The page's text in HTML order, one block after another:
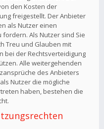
den Kosten der
freigestellt. Der Anbieter
als Nutzer einen
Als Nutzer sind Sie
Treu und Glauben mit
bei der Rechtsverteidigung
Alle weitergehenden
des Anbieters
Nutzer die mögliche
haben, bestehen die